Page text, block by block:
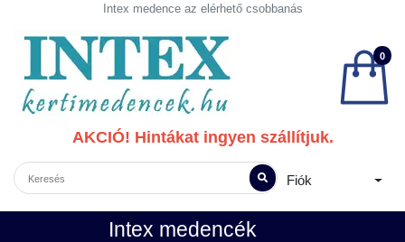
Intex medence az elérhető csobbanás
0
AKCIÓ! Hintákat ingyen szállítjuk.
Fiók
Intex medencék